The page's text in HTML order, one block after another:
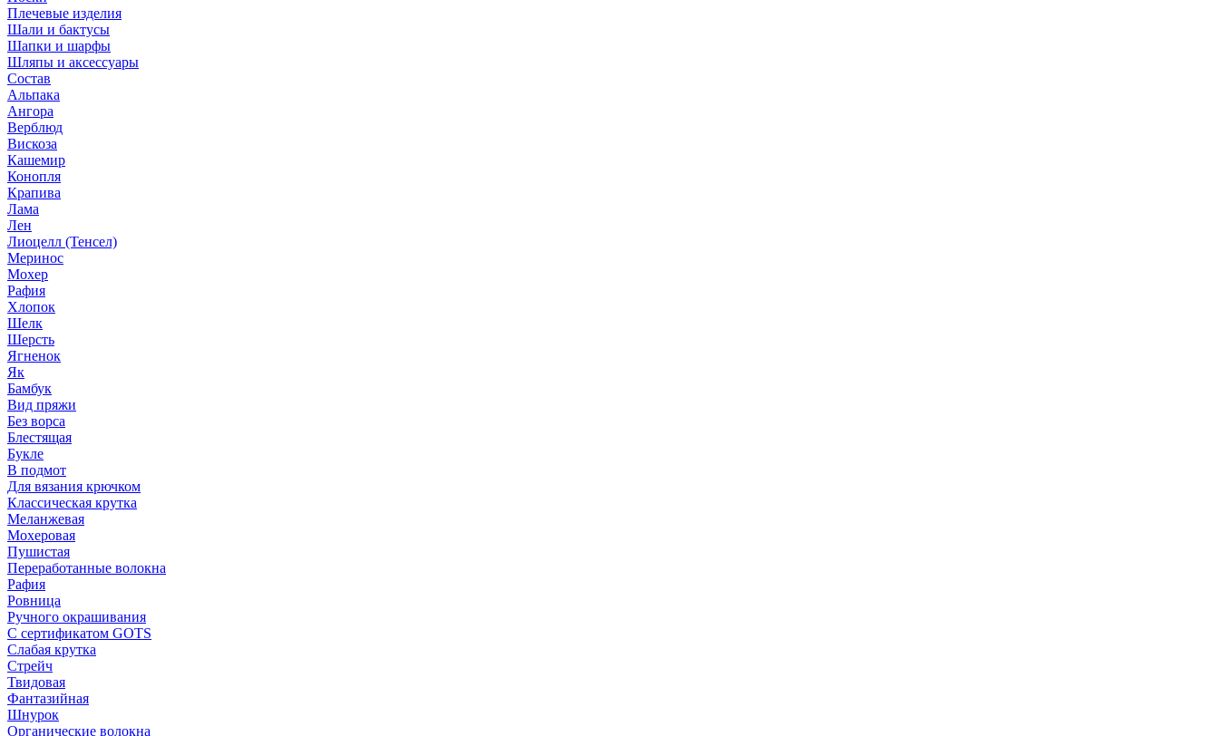
Плечевые изделия
Шали и бактусы
Шапки и шарфы
Шляпы и аксессуары
Состав
Альпака
Ангора
Верблюд
Вискоза
Кашемир
Конопля
Крапива
Лама
Лен
Лиоцелл (Тенсел)
Меринос
Мохер
Рафия
Хлопок
Шелк
Шерсть
Ягненок
Як
Бамбук
Вид пряжи
Без ворса
Блестящая
Букле
В подмот
Для вязания крючком
Классическая крутка
Меланжевая
Мохеровая
Пушистая
Переработанные волокна
Рафия
Ровница
Ручного окрашивания
С сертификатом GOTS
Слабая крутка
Стрейч
Твидовая
Фантазийная
Шнурок
Органические волокна